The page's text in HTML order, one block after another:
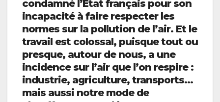
condamné l’État français pour son
incapacité à faire respecter les
normes sur la pollution de l’air. Et le
travail est colossal, puisque tout ou
presque, autour de nous, a une
incidence sur l’air que l’on respire :
industrie, agriculture, transports…
mais aussi notre mode de